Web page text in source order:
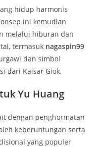
hidup harmonis
ini kemudian
melalui hiburan dan
termasuk nagaspin99
dan simbol
dari Kaisar Giok.
Yu Huang
dengan penghormatan
keberuntungan serta
yang populer